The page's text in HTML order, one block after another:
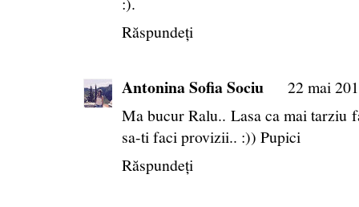
Răspundeți
Antonina Sofia Sociu
22 mai
Ma bucur Ralu.. Lasa ca mai tarziu
sa-ti faci provizii.. :)) Pupici
Răspundeți